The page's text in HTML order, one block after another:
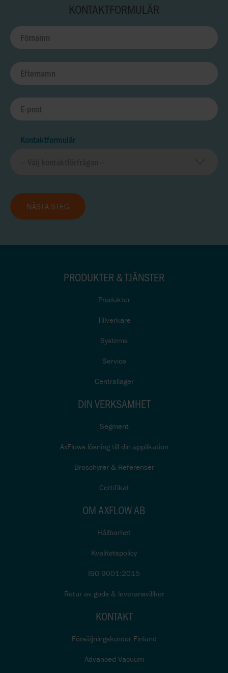
KONTAKTFORMULÄR
Kontaktformulär
NÄSTA STEG
PRODUKTER & TJÄNSTER
Produkter
Tillverkare
Systems
Service
Centrallager
DIN VERKSAMHET
Segment
AxFlows lösning till din applikation
Broschyrer & Referenser
Certifikat
OM AXFLOW AB
Hållbarhet
Kvalitetspolicy
ISO 9001:2015
Retur av gods & leveransvillkor
KONTAKT
Försäljningskontor Finland
Advanced Vacuum